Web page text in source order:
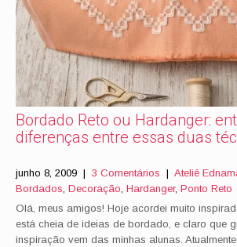
Bordado Reto ou Hardanger:
diferenças entre essas duas
junho 8, 2009 | 3 Comentários | Ateliê
Bordados Decoração Hardanger, Ponto Reto
Olá, meus amigos! Hoje acordei muito
está cheia de ideias de bordado, e claro que
inspiração vem das minhas alunas.